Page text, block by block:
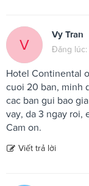
V
Vy Tran
Đăng lúc:
Hotel Continental
cuoi 20 ban, minh
cac ban gui bao
vay, da 3 ngay roi,
Cam on.
Viết trả lời